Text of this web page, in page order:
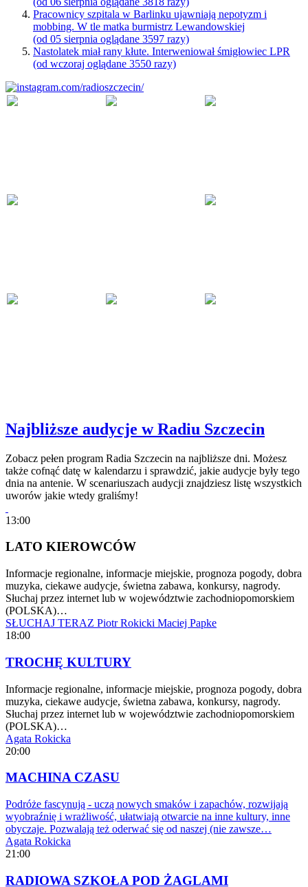
Pracownicy szpitala w Barlinku ujawniają nepotyzm i
mobbing. W tle matka burmistrz Lewandowskiej
(od 05 sierpnia oglądane 3597 razy)
Nastolatek miał rany kłute. Interweniował śmigłowiec LPR
(od wczoraj oglądane 3550 razy)
Najbliższe audycje w Radiu Szczecin
Zobacz pełen program Radia Szczecin na najbliższe dni. Możesz
także cofnąć datę w kalendarzu i sprawdzić, jakie audycje były tego
dnia na antenie. W scenariuszach audycji znajdziesz listę wszystkich
uworów jakie wtedy graliśmy!
13:00
LATO KIEROWCÓW
Informacje regionalne, informacje miejskie, prognoza pogody, dobra
muzyka, ciekawe audycje, świetna zabawa, konkursy, nagrody.
Słuchaj przez internet lub w województwie zachodniopomorskiem
(POLSKA)…
SŁUCHAJ TERAZ Piotr Rokicki Maciej Papke
18:00
TROCHĘ KULTURY
Informacje regionalne, informacje miejskie, prognoza pogody, dobra
muzyka, ciekawe audycje, świetna zabawa, konkursy, nagrody.
Słuchaj przez internet lub w województwie zachodniopomorskiem
(POLSKA)…
Agata Rokicka
20:00
MACHINA CZASU
Podróże fascynują - uczą nowych smaków i zapachów, rozwijają
wyobraźnię i wrażliwość, ułatwiają otwarcie na inne kultury, inne
obyczaje. Pozwalają też oderwać się od naszej (nie zawsze…
Agata Rokicka
21:00
RADIOWA SZKOŁA POD ŻAGLAMI